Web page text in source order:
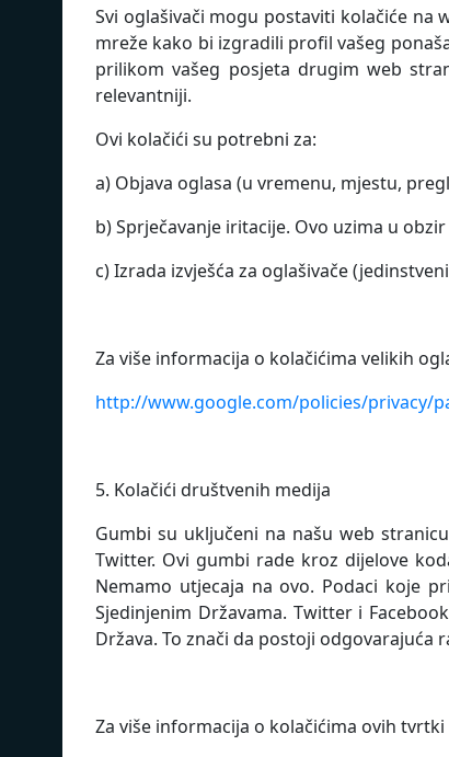
Svi oglašivači mogu postaviti kolačiće na
mreže kako bi izgradili profil vašeg
prilikom vašeg posjeta drugim web
relevantniji.
Ovi kolačići su potrebni za:
a) Objava oglasa (u vremenu, mjestu,
b) Sprječavanje iritacije. Ovo uzima u
c) Izrada izvješća za oglašivače
Za više informacija o kolačićima velikih
http://www.google.com/policies/privacy/
5. Kolačići društvenih medija
Gumbi su uključeni na našu web
Twitter. Ovi gumbi rade kroz dijelove
Nemamo utjecaja na ovo. Podaci koje
Sjedinjenim Državama. Twitter i
Država. To znači da postoji
Za više informacija o kolačićima ovih